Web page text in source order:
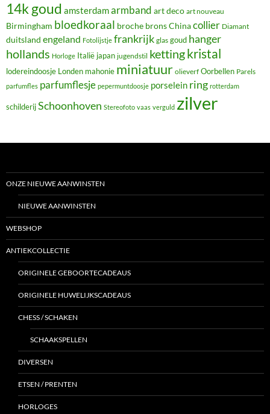
14k goud amsterdamarmband art deco art nouveau
Birmingham bloedkoraal broche bronsChinacollier Diamant
duitsland engeland Fotolijstje frankrijk glas goud hanger
hollands Horloge Italië japan jugendstil kettingkristal
lodereindoosje Londen mahonie miniatuur olieverf Oorbellen Parels
parfumfles parfumflesje pepermuntdoosje porselein ring rotterdam
schilderijSchoonhoven Stereofoto vaas verguld zilver
ONZE NIEUWE AANWINSTEN
NIEUWE AANWINSTEN
WEBSHOP
ANTIEKCOLLECTIE
ORIGINELE GEBOORTECADEAUS
ORIGINELE HUWELIJKSCADEAUS
CHESS / SCHAKEN
SCHAAKSPELLEN
DIVERSEN
ETSEN / PRENTEN
HORLOGES